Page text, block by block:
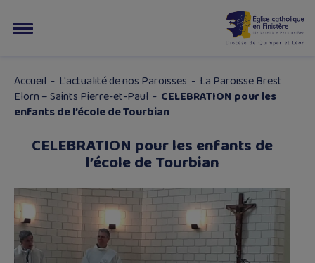
Accueil - L'actualité de nos Paroisses - La Paroisse Brest
Elorn – Saints Pierre-et-Paul - CELEBRATION pour les
enfants de l’école de Tourbian
CELEBRATION pour les enfants de
l’école de Tourbian